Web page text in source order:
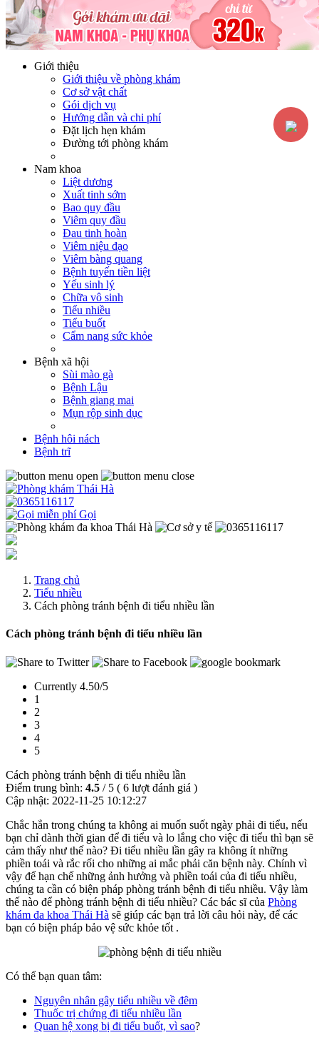
Hotline:0365116117Miễn phí tư vấn
Giới thiệu
Giới thiệu về phòng khám
Cơ sở vật chất
Gói dịch vụ
Hướng dẫn và chi phí
Đặt lịch hẹn khám
Đường tới phòng khám
Nam khoa
Liệt dương
Xuất tinh sớm
Bao quy đầu
Viêm quy đầu
Đau tinh hoàn
Viêm niệu đạo
Viêm bàng quang
Bệnh tuyến tiền liệt
Yếu sinh lý
Chữa vô sinh
Tiểu nhiều
Tiểu buốt
Cẩm nang sức khỏe
Bệnh xã hội
Sùi mào gà
Bệnh Lậu
Bệnh giang mai
Mụn rộp sinh dục
Bệnh hôi nách
Bệnh trĩ
Gọi
Trang chủ
Tiểu nhiều
Cách phòng tránh bệnh đi tiểu nhiều lần
Cách phòng tránh bệnh đi tiểu nhiều lần
Currently 4.50/5
1
2
3
4
5
Cách phòng tránh bệnh đi tiểu nhiều lần
Điểm trung bình: 4.5 / 5 ( 6 lượt đánh giá )
Cập nhật: 2022-11-25 10:12:27
Chắc hẳn trong chúng ta không ai muốn suốt ngày phải đi tiểu, nếu
bạn chỉ dành thời gian để đi tiểu và lo lắng cho việc đi tiểu thì bạn sẽ
cảm thấy như thế nào? Đi tiểu nhiều lần gây ra không ít những
phiền toái và rắc rối cho những ai mắc phải căn bệnh này. Chính vì
vậy để hạn chế những ảnh hưởng và phiền toái của đi tiểu nhiều,
chúng ta cần có biện pháp phòng tránh bệnh đi tiểu nhiều. Vậy làm
thế nào để phòng tránh bệnh đi tiểu nhiều? Các bác sĩ của Phòng
khám đa khoa Thái Hà sẽ giúp các bạn trả lời câu hỏi này, để các
bạn có biện pháp bảo vệ sức khỏe tốt .
Có thể bạn quan tâm:
Nguyên nhân gây tiểu nhiều về đêm
Thuốc trị chứng đi tiểu nhiều lần
Quan hệ xong bị đi tiểu buốt, vì sao?